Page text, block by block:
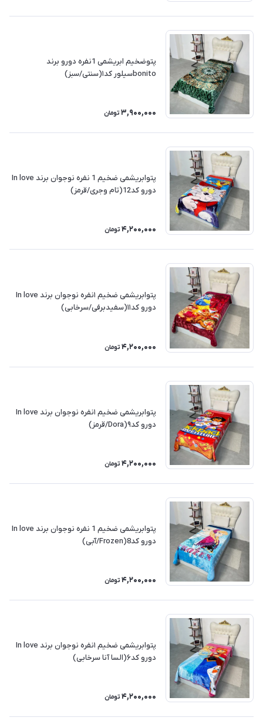
پتوضخیم ابریشمی 1نفره دورو برند
bonitoسیلور کد۱(سنتی/سبز)
3,900,000 تومان
پتوابریشمی ضخیم 1 نفره نوجوان برند In love
دورو کد12(تام وجری/قرمز)
4,200,000 تومان
پتوابریشمی ضخیم ۱نفره نوجوان برند In love
دورو کد۱۱(سفیدبرفی/سرخابی)
4,200,000 تومان
پتوابریشمی ضخیم ۱نفره نوجوان برند In love
دورو کد۹(Dora/قرمز)
4,200,000 تومان
پتوابریشمی ضخیم 1 نفره نوجوان برند In love
دورو کد8(Frozen/آبی)
4,200,000 تومان
پتوابریشمی ضخیم ۱نفره نوجوان برند In love
دورو کد۶(السا آنا سرخابی)
4,200,000 تومان